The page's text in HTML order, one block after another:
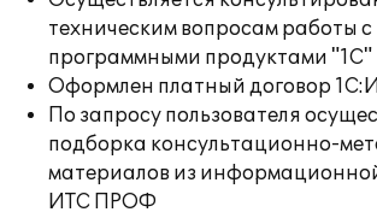
техническим вопросам работы с
программными продуктами "1С"
Оформлен платный договор
По запросу пользователя
подборка консультационно-
материалов из
ИТС ПРОФ